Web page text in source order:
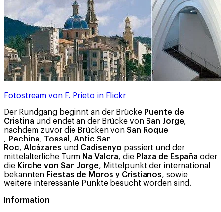
Fotostream von F. Prieto in Flickr
Der Rundgang beginnt an der Brücke Puente de
Cristina und endet an der Brücke von San Jorge,
nachdem zuvor die Brücken von San Roque
, Pechina, Tossal , Antic San
Roc, Alcázares und Cadisenyo passiert und der
mittelalterliche Turm Na Valora, die Plaza de España oder
die Kirche von San Jorge, Mittelpunkt der international
bekannten Fiestas de Moros y Cristianos, sowie
weitere interessante Punkte besucht worden sind.
Information